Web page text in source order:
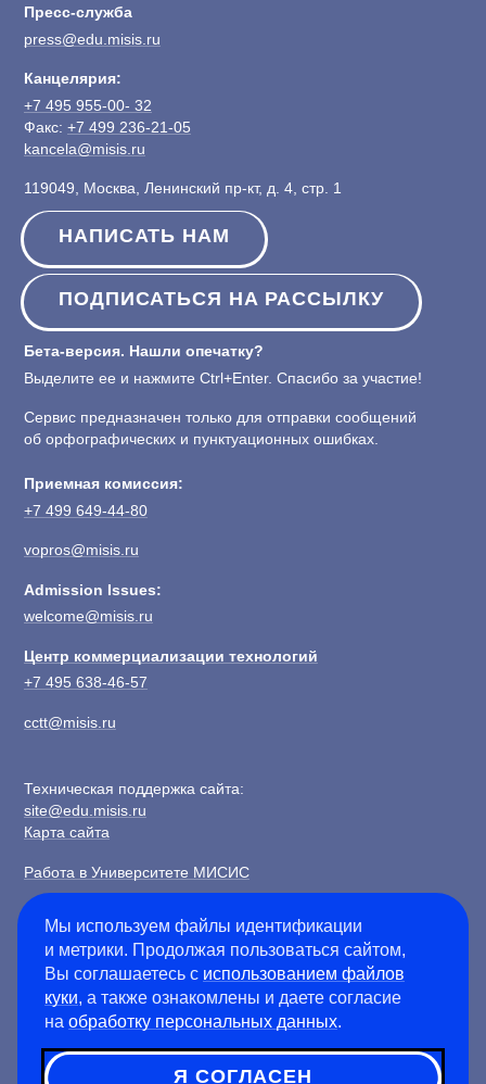
Пресс-служба
press@edu.misis.ru
Канцелярия:
+7 495 955-00- 32
Факс: +7 499 236-21-05
kancela@misis.ru
119049, Москва, Ленинский пр-кт, д. 4, стр. 1
НАПИСАТЬ НАМ
ПОДПИСАТЬСЯ НА РАССЫЛКУ
Бета-версия. Нашли опечатку?
Выделите ее и нажмите Ctrl+Enter. Спасибо за участие!
Сервис предназначен только для отправки сообщений
об орфографических и пунктуационных ошибках.
Приемная комиссия:
+7 499 649-44-80
vopros@misis.ru
Admission Issues:
welcome@misis.ru
Центр коммерциализации технологий
+7 495 638-46-57
cctt@misis.ru
Техническая поддержка сайта:
site@edu.misis.ru
Карта сайта
Работа в Университете МИСИС
Информация о закупках
Противодействие коррупции
Политика конфиденциальности
Мы используем файлы идентификации
и метрики. Продолжая пользоваться сайтом,
Вы соглашаетесь с использованием файлов
куки, а также ознакомлены и даете согласие
на обработку персональных данных.
Я СОГЛАСЕН